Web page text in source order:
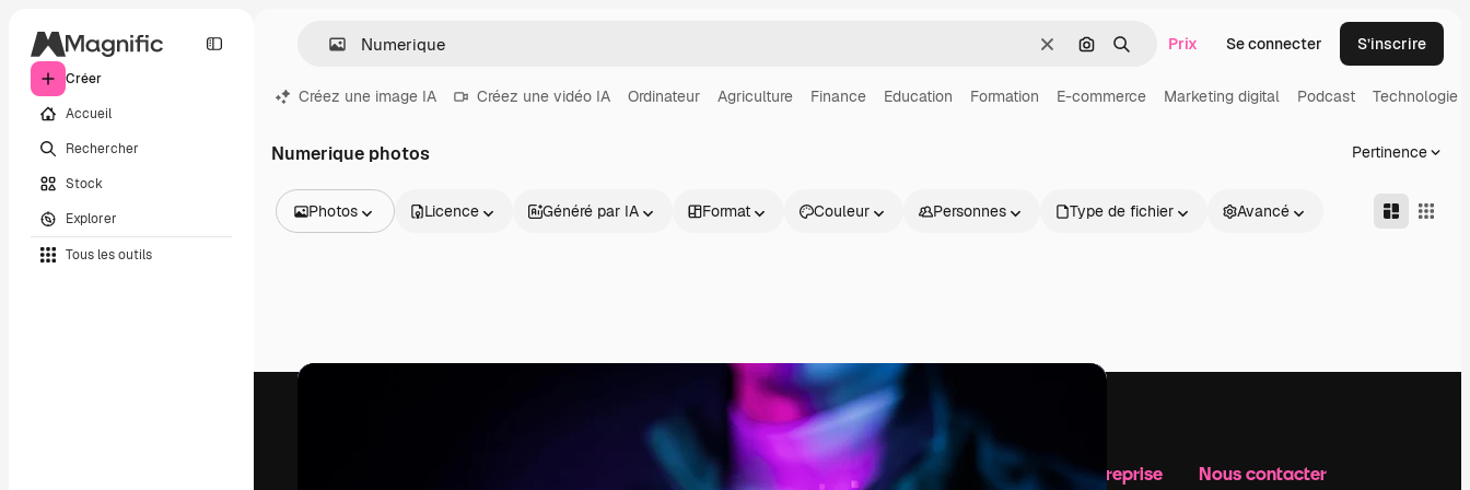
Créer
Accueil
Rechercher
Stock
Explorer
Tous les outils
EffacerRechercher par image
Rechercher
Prix Se connecter S’inscrire
Créez une image IA Créez une vidéo IA Ordinateur Agriculture Finance Education Formation E-commerce Marketing digital Podcast Technologie
Numerique photos Pertinence
Photos
Vidéos
Licence Généré par IA Format Couleur Personnes Type de fichier Avancé
Produits Commencer Notre entreprise Nous contacter